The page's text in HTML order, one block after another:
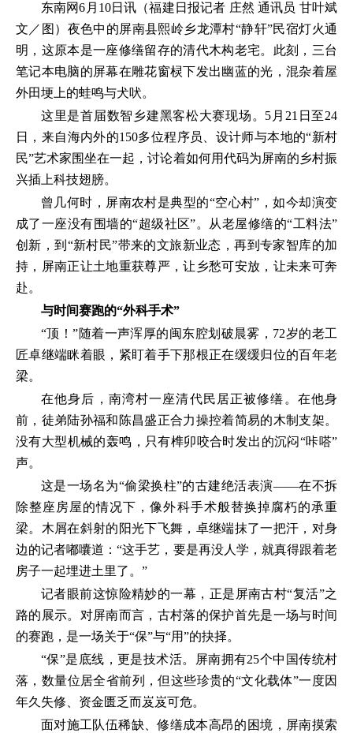
东南网6月10日讯（福建日报记者 庄然 通讯员 甘叶斌
文／图） 夜色中的屏南县熙岭乡龙潭村“静轩”民宿灯火通
明，这原本是一座修缮留存的清代木构老宅。此刻，三台
笔记本电脑的屏幕在雕花窗棂下发出幽蓝的光，混杂着屋
外田埂上的蛙鸣与犬吠。
这里是首届数智乡建黑客松大赛现场。5月21日至24
日，来自海内外的150多位程序员、设计师与本地的“新村
民”艺术家围坐在一起，讨论着如何用代码为屏南的乡村振
兴插上科技翅膀。
曾几何时，屏南农村是典型的“空心村”，如今却演变
成了一座没有围墙的“超级社区”。从老屋修缮的“工料法”
创新，到“新村民”带来的文旅新业态，再到专家智库的加
持，屏南正让土地重获尊严，让乡愁可安放，让未来可奔
赴。
与时间赛跑的“外科手术”
“顶！”随着一声浑厚的闽东腔划破晨雾，72岁的老工
匠卓继端眯着眼，紧盯着手下那根正在缓缓归位的百年老
梁。
在他身后，南湾村一座清代民居正被修缮。在他身
前，徒弟陆孙福和陈昌盛正合力操控着简易的木制支架。
没有大型机械的轰鸣，只有榫卯咬合时发出的沉闷“咔嗒”
声。
这是一场名为“偷梁换柱”的古建绝活表演——在不拆
除整座房屋的情况下，像外科手术般替换掉腐朽的承重
梁。木屑在斜射的阳光下飞舞，卓继端抹了一把汗，对身
边的记者嘟囔道：“这手艺，要是再没人学，就真得跟着老
房子一起埋进土里了。”
记者眼前这惊险精妙的一幕，正是屏南古村“复活”之
路的展示。对屏南而言，古村落的保护首先是一场与时间
的赛跑，是一场关于“保”与“用”的抉择。
“保”是底线，更是技术活。屏南拥有25个中国传统村
落，数量位居全省前列，但这些珍贵的“文化载体”一度因
年久失修、资金匮乏而岌岌可危。
面对施工队伍稀缺、修缮成本高昂的困境，屏南摸索